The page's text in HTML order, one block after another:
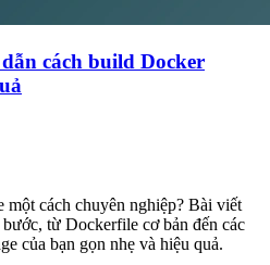
cách build Docker
cách chuyên nghiệp? Bài viết
từ Dockerfile cơ bản đến các
của bạn gọn nhẹ và hiệu quả.